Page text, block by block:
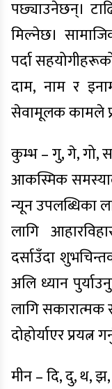
पछ्याउनेछन्।
मिल्नेछ।
पर्दा
दाम, नाम र
सेवामूलक कामले
कुम्भ – गु, गे, गो,
आकस्मिक
न्यून उपलब्धिका
लागि
दर्साउँदा
अलि ध्यान
लागि सकारात्मक
दोहोर्याएर प्रयत्न
मीन – दि, दु, थ,